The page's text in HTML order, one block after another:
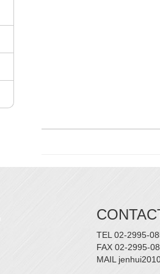
TEL 02-2995-
FAX 02-2995-
MAIL